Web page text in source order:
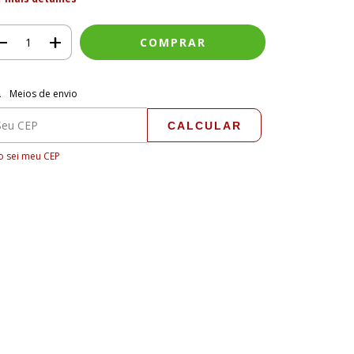
para o CEP:
Meios de envio
CALCULAR
sei meu CEP